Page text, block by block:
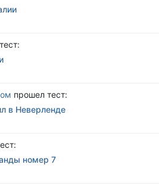
прошел тест:
в Неверленде
номер 7